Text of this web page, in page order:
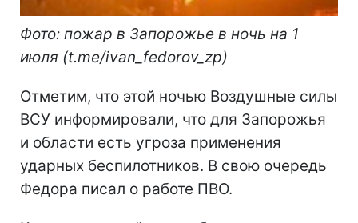
Фото: пожар в Запорожье в ночь на 1
июля (t.me/ivan_fedorov_zp)
Отметим, что этой ночью Воздушные силы
ВСУ информировали, что для Запорожья
и области есть угроза применения
ударных беспилотников. В свою очередь
Федора писал о работе ПВО.